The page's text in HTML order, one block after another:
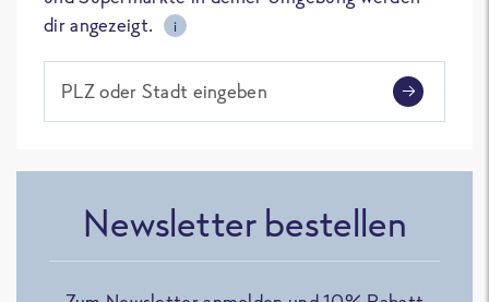
dir angezeigt.
i
PLZ oder Stadt eingeben
Newsletter bestellen